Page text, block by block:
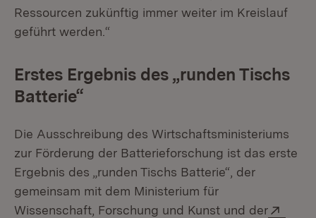
Ressourcen zukünftig immer weiter im Kreislauf
geführt werden.“
Erstes Ergebnis des „runden Tischs
Batterie“
Die Ausschreibung des Wirtschaftsministeriums
zur Förderung der Batterieforschung ist das erste
Ergebnis des „runden Tischs Batterie“, der
gemeinsam mit dem Ministerium für
Wissenschaft, Forschung und Kunst und der